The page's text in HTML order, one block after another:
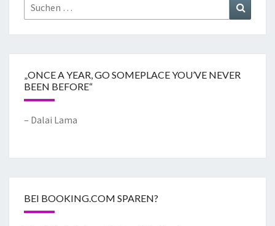
„ONCE A YEAR, GO SOMEPLACE YOU’VE NEVER
BEEN BEFORE“
– Dalai Lama
BEI BOOKING.COM SPAREN?